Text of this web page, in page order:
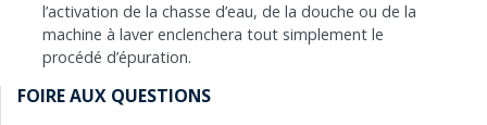
l’activation de la chasse d’eau, de la douche ou de la
machine à laver enclenchera tout simplement le
procédé d’épuration.
FOIRE AUX QUESTIONS